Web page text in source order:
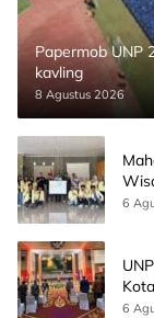
Papermob UNP
kavling
8 Agustus 2026
6
6